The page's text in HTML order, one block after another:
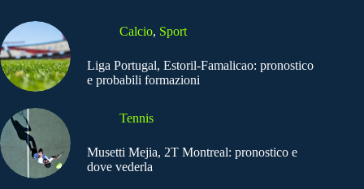
Calcio, Sport
Liga Portugal, Estoril-Famalicao: pronostico
e probabili formazioni
Tennis
Musetti Mejia, 2T Montreal: pronostico e
dove vederla